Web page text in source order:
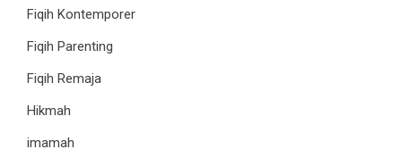
Fiqih Kontemporer
Fiqih Parenting
Fiqih Remaja
Hikmah
imamah